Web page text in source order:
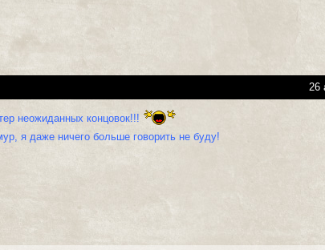
26
неожиданных концовок!!!
я даже ничего больше говорить не буду!